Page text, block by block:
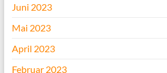
Juni 2023
Mai 2023
April 2023
Februar 2023